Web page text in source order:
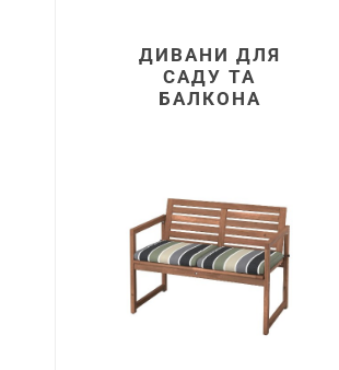
ДИВАНИ ДЛЯ
САДУ ТА
БАЛКОНА